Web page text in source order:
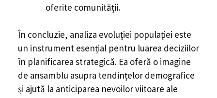
oferite comunității.
În concluzie, analiza evoluției populației este
un instrument esențial pentru luarea deciziilor
în planificarea strategică. Ea oferă o imagine
de ansamblu asupra tendințelor demografice
și ajută la anticiparea nevoilor viitoare ale